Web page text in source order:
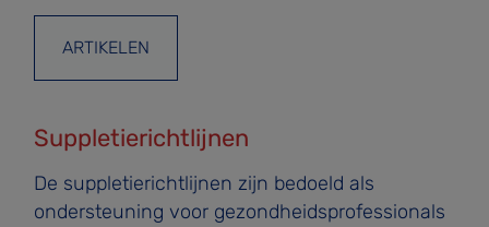
ARTIKELEN
Suppletierichtlijnen
De suppletierichtlijnen zijn bedoeld als
ondersteuning voor gezondheidsprofessionals